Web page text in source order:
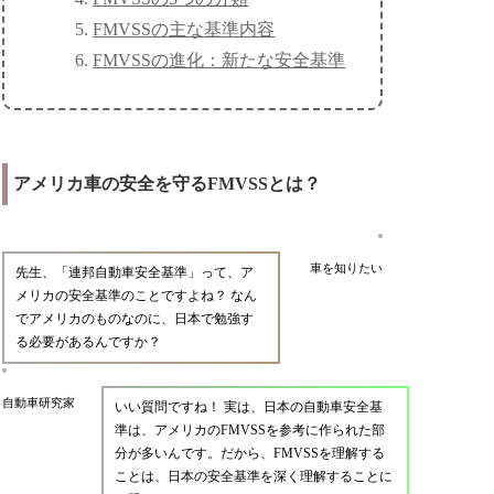
FMVSSの主な基準内容
FMVSSの進化：新たな安全基準
アメリカ車の安全を守るFMVSSとは？
車を知りたい
先生、「連邦自動車安全基準」って、ア
メリカの安全基準のことですよね？ なん
でアメリカのものなのに、日本で勉強す
る必要があるんですか？
自動車研究家
いい質問ですね！ 実は、日本の自動車安全基
準は、アメリカのFMVSSを参考に作られた部
分が多いんです。だから、FMVSSを理解する
ことは、日本の安全基準を深く理解することに